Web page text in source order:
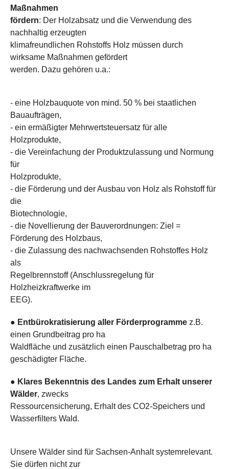
Maßnahmen
fördern: Der Holzabsatz und die Verwendung des
nachhaltig erzeugten
klimafreundlichen Rohstoffs Holz müssen durch
wirksame Maßnahmen gefördert
werden. Dazu gehören u.a.:
- eine Holzbauquote von mind. 50 % bei staatlichen
Bauaufträgen,
- ein ermäßigter Mehrwertsteuersatz für alle
Holzprodukte,
- die Vereinfachung der Produktzulassung und Normung
für
Holzprodukte,
- die Förderung und der Ausbau von Holz als Rohstoff für
die
Biotechnologie,
- die Novellierung der Bauverordnungen: Ziel =
Förderung des Holzbaus,
- die Zulassung des nachwachsenden Rohstoffes Holz
als
Regelbrennstoff (Anschlussregelung für
Holzheizkraftwerke im
EEG).
● Entbürokratisierung aller Förderprogramme z.B.
einen Grundbeitrag pro ha
Waldfläche und zusätzlich einen Pauschalbetrag pro ha
geschädigter Fläche.
● Klares Bekenntnis des Landes zum Erhalt unserer
Wälder, zwecks
Ressourcensicherung, Erhalt des CO2-Speichers und
Wasserfilters Wald.
Unsere Wälder sind für Sachsen-Anhalt systemrelevant.
Sie dürfen nicht zur